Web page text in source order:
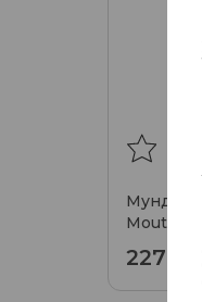
2279₽